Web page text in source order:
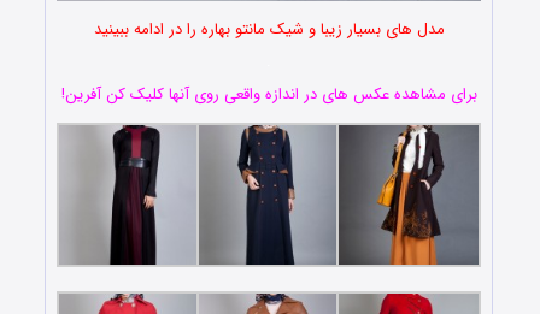
مدل های بسیار زیبا و شیک مانتو بهاره را در ادامه ببینید
برای مشاهده عکس های در اندازه واقعی روی آنها کلیک کن آفرین!